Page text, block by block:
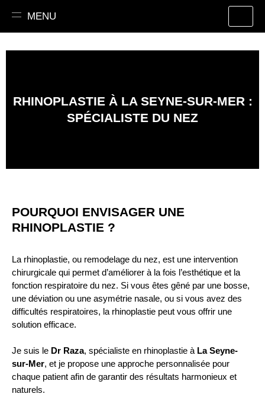
contenu
MENU
RHINOPLASTIE À LA SEYNE-SUR-MER :
SPÉCIALISTE DU NEZ
POURQUOI ENVISAGER UNE
RHINOPLASTIE ?
La rhinoplastie, ou remodelage du nez, est une intervention
chirurgicale qui permet d’améliorer à la fois l’esthétique et la
fonction respiratoire du nez. Si vous êtes gêné par une bosse,
une déviation ou une asymétrie nasale, ou si vous avez des
difficultés respiratoires, la rhinoplastie peut vous offrir une
solution efficace.
Je suis le Dr Raza, spécialiste en rhinoplastie à La Seyne-
sur-Mer, et je propose une approche personnalisée pour
chaque patient afin de garantir des résultats harmonieux et
naturels.